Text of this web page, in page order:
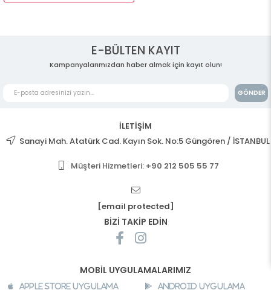
E-BÜLTEN KAYIT
Kampanyalarımızdan haber almak için kayıt olun!
GÖNDER
İLETİŞİM
Sanayi Mah. Atatürk Cad. Kayın Sok. No:5 Güngören / İSTANBUL
Müşteri Hizmetleri: +90 212 505 55 77
[email protected]
BİZİ TAKİP EDİN
MOBİL UYGULAMALARIMIZ
Apple Store Uygulama Android Uygulama